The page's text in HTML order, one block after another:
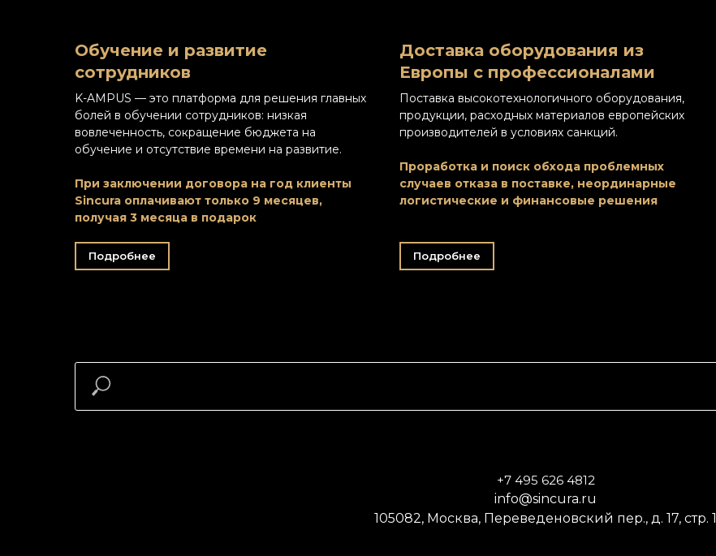
Обучение и развитие
сотрудников
K-AMPUS — это платформа для решения главных
болей в обучении сотрудников: низкая
вовлеченность, сокращение бюджета на
обучение и отсутствие времени на развитие.
При заключении договора на год клиенты
Sincura оплачивают только 9 месяцев,
получая 3 месяца в подарок
Подробнее
Доставка оборудования из
Европы с профессионалами
Поставка высокотехнологичного оборудования,
продукции, расходных материалов европейских
производителей в условиях санкций.
Проработка и поиск обхода проблемных
случаев отказа в поставке, неординарные
логистические и финансовые решения
Подробнее
+7 495 626 4812
info@sincura.ru
105082, Москва, Переведеновский пер., д. 17, стр. 1